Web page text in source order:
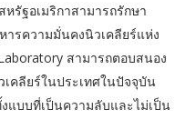
รัฐอเมริกาสามารถรักษา
รความมั่นคงนิวเคลียร์แห่ง
สามารถตอบสนอง
คลียร์ในประเทศในปัจจุบัน
แบบที่เป็นความลับและไม่เป็น